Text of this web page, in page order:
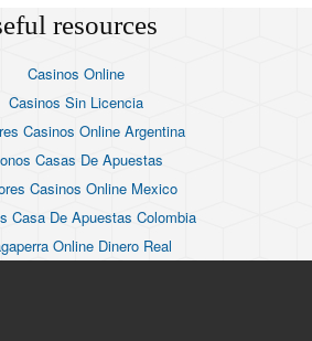
resources
Casinos Online
Casinos Sin Licencia
Casinos Online Argentina
Casas De Apuestas
Casinos Online Mexico
Casa De Apuestas Colombia
Online Dinero Real